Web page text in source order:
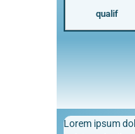
qualif
Lorem ipsum